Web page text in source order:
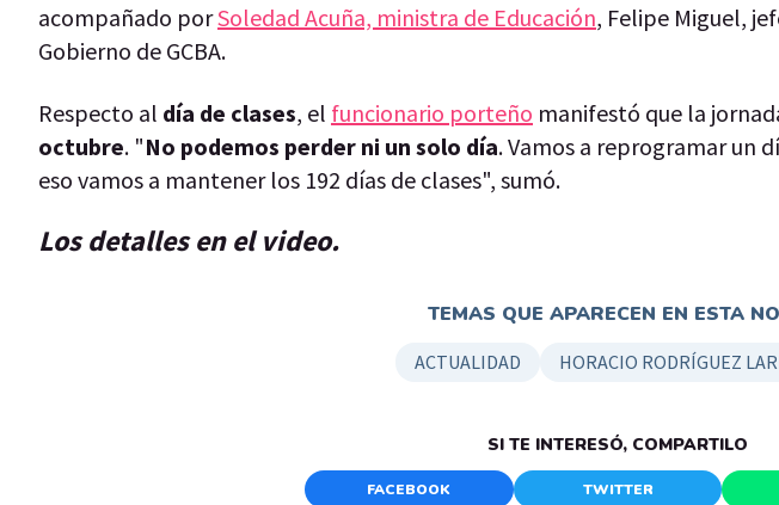
acompañado porSoledad Acuña, ministra de Educación, Felipe Miguel,
Gobierno de GCBA.
Respecto al día de clases, el funcionario porteño manifestó que la
octubre. "No podemos perder ni un solo día. Vamos a reprogramar un
eso vamos a mantener los 192 días de clases", sumó.
Los detalles en el video.
TEMAS QUE APARECEN EN ESTA
ACTUALIDAD HORACIO RODRÍGUEZ
SI TE INTERESÓ, COMPARTILO
FACEBOOK TWITTER